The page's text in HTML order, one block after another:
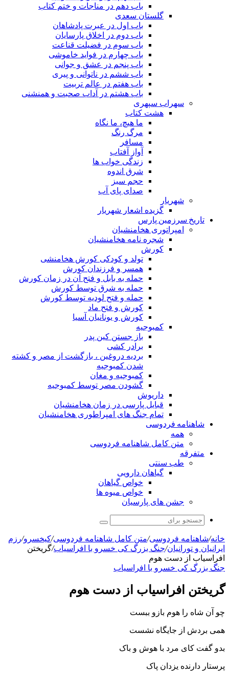
باب دهم در مناجات و ختم کتاب
گلستان سعدی
باب اول در عبرت پادشاهان
باب دوم در اخلاق پارسایان
باب سوم در فضیلت قناعت
باب چهارم در فواید خاموشى
باب پنجم در عشق و جوانى
باب ششم در ناتوانى و پیرى
باب هفتم در عالم تربیت
باب هشتم در آداب صحبت و همنشنى
سهراب سپهری
هشت کتاب
ما هیچ، ما نگاه
مرگ رنگ
مسافر
آواز آفتاب
زندگی خواب ها
شرق اندوه
حجم سبز
صدای پای آب
شهریار
گزیده اشعار شهریار
تاریخ سرزمین پارس
امپراتوری هخامنشیان
شجره نامه هخامنشیان
کورش
تولد و کودکی کورش هخامنشی
همسر و فرزندان کورش
حمله به بابل و فتح آن در زمان کورش
حمله به شرق توسط کورش
حمله و فتح لودیه توسط کورش
کورش و فتح ماد
کورش و یونانیان آسیا
کمبوجیه
باز جستن کین پدر
برادر کشی
بردیه دروغین ، بازگشت از مصر و کشته
شدن کمبوجیه
کمبوجیه و مغان
گشودن مصر توسط کمبوجیه
داریوش
قبایل پارسی در زمان هخامنشیان
تمام جنگ های امپراطوری هخامنشیان
شاهنامه فردوسی
همه
متن کامل شاهنامه فردوسی
متفرقه
طب سنتی
گیاهان دارویی
خواص گیاهان
خواص میوه ها
جشن های پارسیان
جستجو
برای
خانه/شاهنامه فردوسی/متن کامل شاهنامه فردوسی/کیخسرو/رزم
ايرانيان و تورانيان/جنگ بزرگ کی خسرو با افراسیاب/گریختن
افراسیاب از دست هوم
جنگ بزرگ کی خسرو با افراسیاب
گریختن افراسیاب از دست هوم
چو آن شاه را هوم بازو ببست
همى بردش از جایگاه نشست‏
بدو گفت کاى مرد با هوش و باک
پرستار دارنده یزدان پاک‏